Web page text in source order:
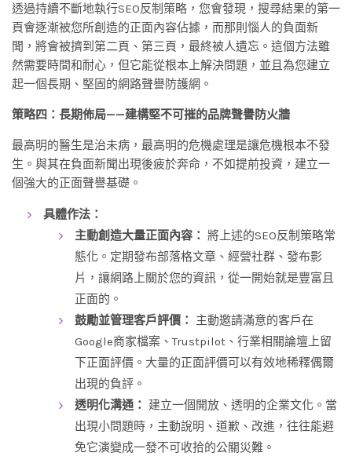
透過持續不斷地執行SEO反制策略，您會發現，搜尋結果的第一
頁會逐漸被您所創造的正面內容佔據，而那則惱人的負面新
聞，將會被擠到第二頁、第三頁，最終被人遺忘。這個方法雖
然需要時間和耐心，但它能從根本上解決問題，並且為您建立
起一個長期、堅固的網路聲譽防護網。
策略四：長期佈局——建構堅不可摧的品牌聲譽防火牆
最高明的醫生是治未病，最高明的危機處理是讓危機根本不發
生。與其在負面新聞出現後疲於奔命，不如提前投資，建立一
個強大的正面聲譽基礎。
具體作法：
主動創造大量正面內容： 將上述的SEO反制策略常
態化。定期發布部落格文章、經營社群、發布影
片，讓網路上關於您的資訊，從一開始就是豐富且
正面的。
鼓勵並管理客戶評價： 主動邀請滿意的客戶在
Google商家檔案、Trustpilot、行業相關論壇上留
下正面評價。大量的正面評價可以有效地稀釋偶爾
出現的負評。
透明化溝通： 建立一個開放、透明的企業文化。當
出現小問題時，主動說明、道歉、改進，往往能避
免它演變成一發不可收拾的公關災難。